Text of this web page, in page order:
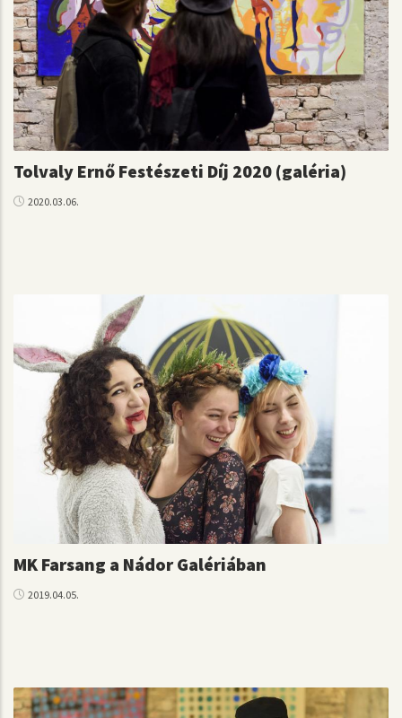
Tolvaly Ernő Festészeti Díj 2020 (galéria)
2020.03.06.
MK Farsang a Nádor Galériában
2019.04.05.